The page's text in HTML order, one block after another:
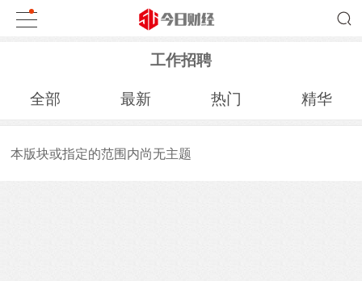
工作招聘
全部 最新 热门 精华
本版块或指定的范围内尚无主题